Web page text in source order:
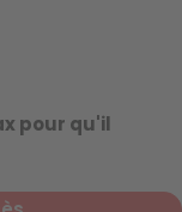
pour qu'il